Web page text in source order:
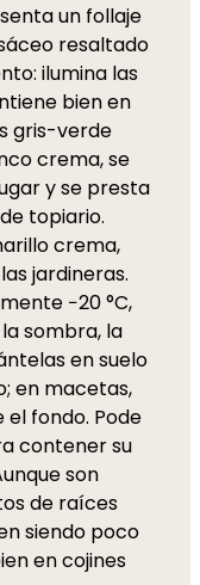
un follaje
resaltado
ilumina las
bien en
gris-verde
crema, se
y se presta
topiario.
crema,
jardineras.
−20 °C,
sombra, la
en suelo
en macetas,
fondo. Pode
contener su
son
de raíces
siendo poco
en cojines